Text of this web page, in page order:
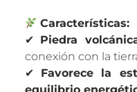
Características:
✔ Piedra
conexión con la
✔ Favorece la